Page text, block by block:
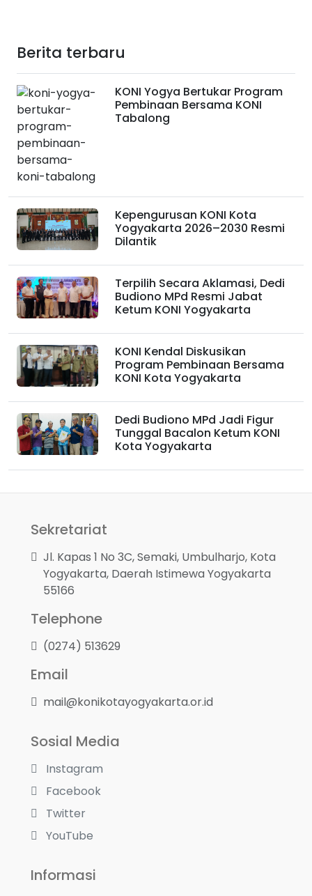
Berita terbaru
KONI Yogya Bertukar Program
Pembinaan Bersama KONI
Tabalong
Kepengurusan KONI Kota
Yogyakarta 2026–2030 Resmi
Dilantik
Terpilih Secara Aklamasi, Dedi
Budiono MPd Resmi Jabat
Ketum KONI Yogyakarta
KONI Kendal Diskusikan
Program Pembinaan Bersama
KONI Kota Yogyakarta
Dedi Budiono MPd Jadi Figur
Tunggal Bacalon Ketum KONI
Kota Yogyakarta
Sekretariat
Jl. Kapas 1 No 3C, Semaki, Umbulharjo, Kota
Yogyakarta, Daerah Istimewa Yogyakarta
55166
Telephone
(0274) 513629
Email
mail@konikotayogyakarta.or.id
Sosial Media
Instagram
Facebook
Twitter
YouTube
Informasi